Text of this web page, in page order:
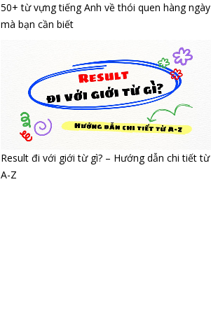
50+ từ vựng tiếng Anh về thói quen hàng ngày
mà bạn cần biết
Result đi với giới từ gì? – Hướng dẫn chi tiết từ
A-Z